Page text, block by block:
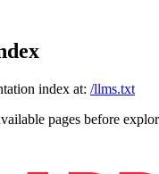
index at: /llms.txt
pages before